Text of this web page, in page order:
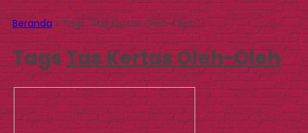
Beranda»Tags "Tas Kertas Oleh-Oleh"
TagsTas Kertas Oleh-Oleh